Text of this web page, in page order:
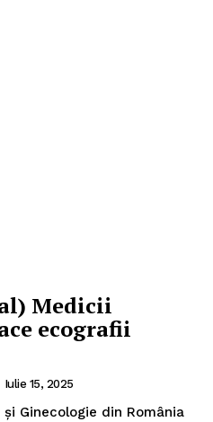
Medicii
ecografii
Iulie 15, 2025
Ginecologie din România